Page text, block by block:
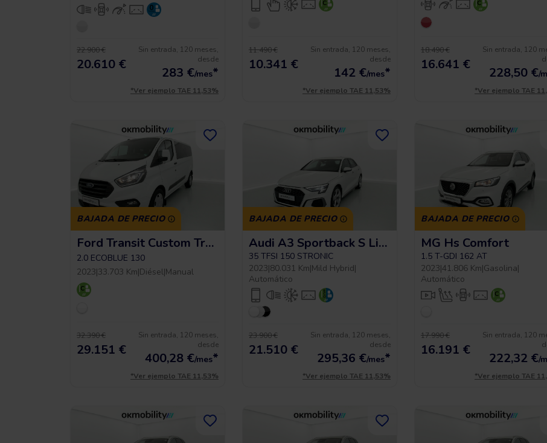
22.900 €
20.610 €
Sin entrada, 120 meses,
desde
283 €/mes*
*Ver ejemplo TAE 11,53%
11.490 €
10.341 €
Sin entrada, 120 meses,
desde
142 €/mes*
*Ver ejemplo TAE 11,53%
18.490 €
16.641 €
Sin entrada, 120
228,50 €/
*Ver ejemplo TAE
BAJADA DE PRECIO
Ford Transit Custom Trend L2h1 9pl
2.0 ECOBLUE 130
2023|33.703 Km|Diésel|Manual
32.390 €
29.151 €
Sin entrada, 120 meses,
desde
400,28 €/mes*
*Ver ejemplo TAE 11,53%
BAJADA DE PRECIO
Audi A3 Sportback S Line
35 TFSI 150 STRONIC
2023|80.031 Km|Mild Hybrid|
Automático
23.900 €
21.510 €
Sin entrada, 120 meses,
desde
295,36 €/mes*
*Ver ejemplo TAE 11,53%
BAJADA DE PRECIO
MG Hs Comfort
1.5 T-GDI 162 AT
2023|41.806 Km|Gasolina|
Automático
17.990 €
16.191 €
Sin entrada, 120
222,32 €/
*Ver ejemplo TAE